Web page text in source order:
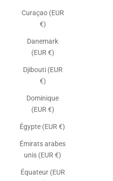
Curaçao (EUR
€)
Danemark
(EUR €)
Djibouti (EUR
€)
Dominique
(EUR €)
Égypte (EUR €)
Émirats arabes
unis (EUR €)
Équateur (EUR